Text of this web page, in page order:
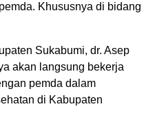
Khususnya di bidang
Sukabumi, dr. Asep
akan langsung bekerja
pemda dalam
di Kabupaten